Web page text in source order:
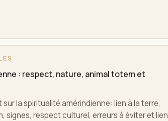
: respect, nature, animal totem et
la spiritualité amérindienne: lien à la terre,
signes, respect culturel, erreurs à éviter et lien